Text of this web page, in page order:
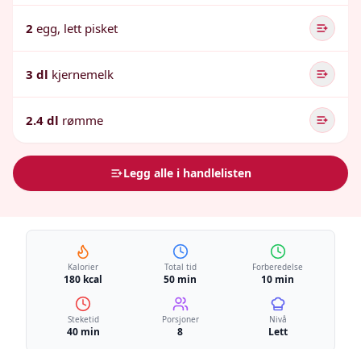
2 egg, lett pisket
3 dl kjernemelk
2.4 dl rømme
Legg alle i handlelisten
Kalorier
180 kcal
Total tid
50 min
Forberedelse
10 min
Steketid
40 min
Porsjoner
8
Nivå
Lett